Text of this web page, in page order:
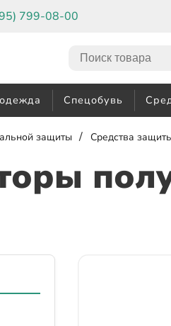
799-08-00
Спецобувь
защиты / Средства